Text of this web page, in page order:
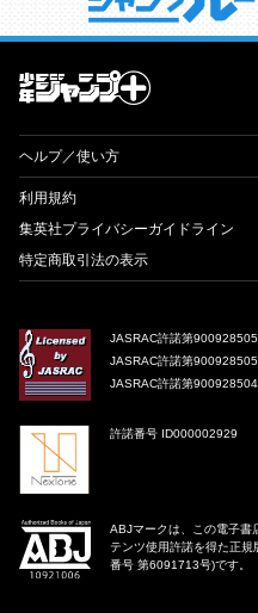
才能溢れる投稿作が読
ヘルプ／使い方
利用規約
集英社プライバシーガイドライン
特定商取引法の表示
JASRAC許諾第
JASRAC許諾第
JASRAC許諾第
許諾番号 ID000002929
ABJマークは、この電子書
テンツ使用許諾を得た正
番号 第6091713号)です。